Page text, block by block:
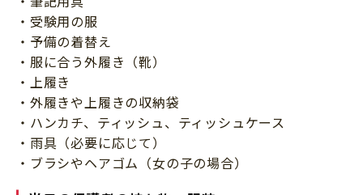
・受験用の服
・予備の着替え
・服に合う外履き（靴）
・上履き
・外履きや上履きの収納袋
・ハンカチ、ティッシュ、ティッシュケース
・雨具（必要に応じて）
・ブラシやヘアゴム（女の子の場合）